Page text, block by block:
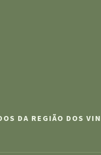
DA REGIÃO DOS